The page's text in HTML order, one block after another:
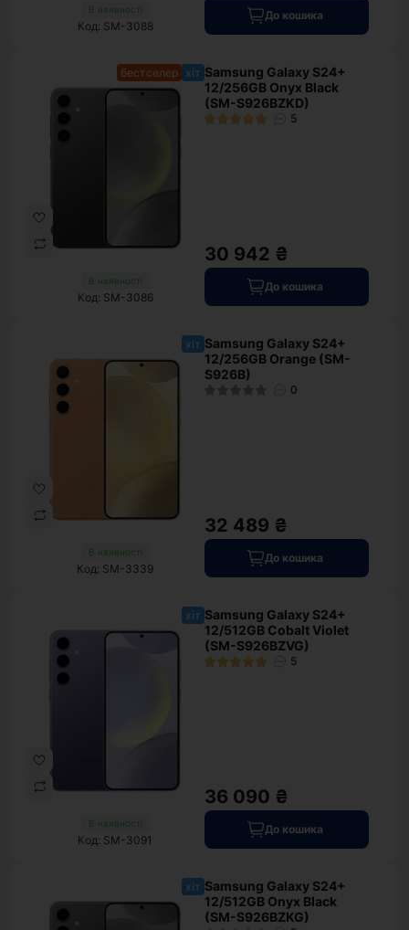
В наявності
Код: SM-3088
До кошика
бестселер хіт
В наявності
Код: SM-3086
Samsung Galaxy S24+
12/256GB Onyx Black
(SM-S926BZKD)
5
30 942 ₴
До кошика
хіт
В наявності
Код: SM-3339
Samsung Galaxy S24+
12/256GB Orange (SM-
S926B)
0
32 489 ₴
До кошика
хіт
В наявності
Код: SM-3091
Samsung Galaxy S24+
12/512GB Cobalt Violet
(SM-S926BZVG)
5
36 090 ₴
До кошика
хіт Samsung Galaxy S24+
12/512GB Onyx Black
(SM-S926BZKG)